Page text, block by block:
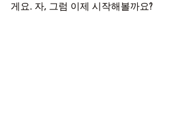
게요. 자, 그럼 이제 시작해볼까요?